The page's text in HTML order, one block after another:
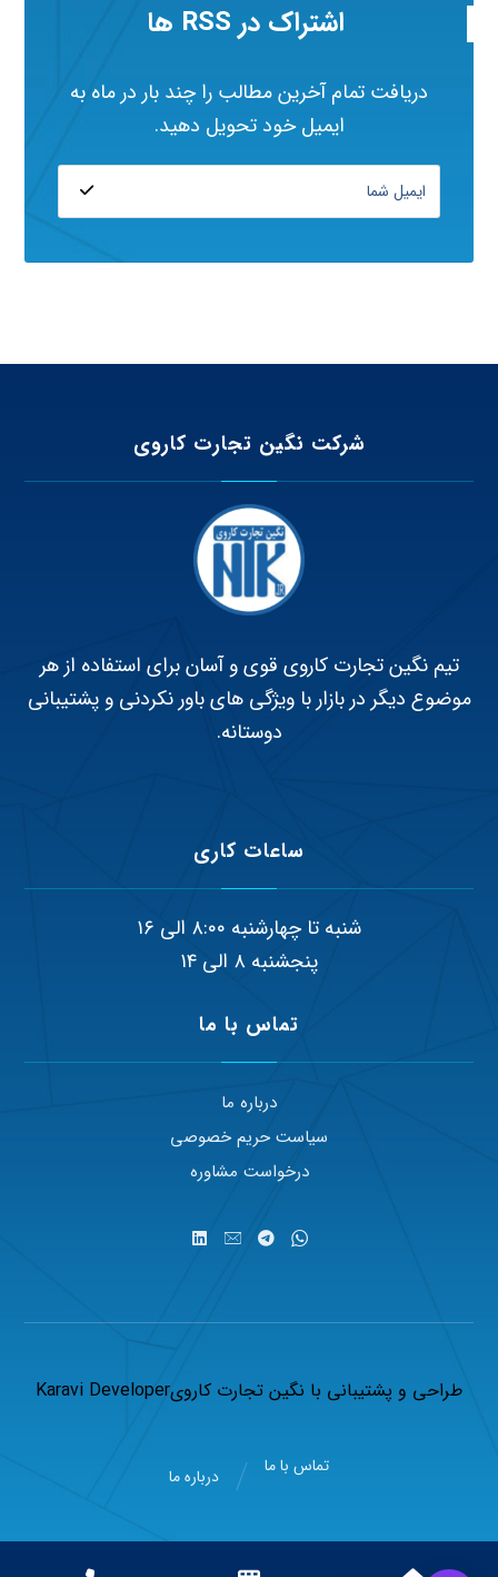
اشتراک در RSS ها
دریافت تمام آخرین مطالب را چند بار در ماه به
ایمیل خود تحویل دهید.
شرکت نگین تجارت کاروی
تیم نگین تجارت کاروی قوی و آسان برای استفاده از هر
موضوع دیگر در بازار با ویژگی های باور نکردنی و پشتیبانی
دوستانه.
ساعات کاری
شنبه تا چهارشنبه ۸:۰۰ الی ۱۶
پنجشنبه ۸ الی ۱۴
تماس با ما
درباره ما
سیاست حریم خصوصی
درخواست مشاوره
طراحی و پشتیبانی با نگین تجارت کارویKaravi Developer
تماس با ما درباره ما